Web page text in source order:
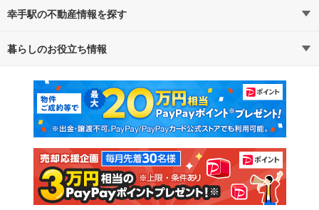
幸手駅の不動産情報を探す
不動産・住宅
新築マンション 中古マンション
新築一戸建て 中古一戸建て
注文住宅 土地
売却査定
暮らしのお役立ち情報
マンションカタログ 教えて！住まいの先生